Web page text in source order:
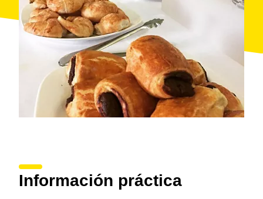
Información práctica